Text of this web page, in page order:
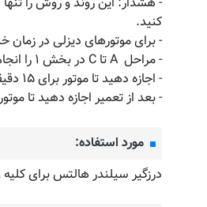
کنید.
- برای موتورهای دیزلی در زمان
- مراحل A تا C در بخش ۱ را انجام دهید.
- اجازه دهید تا موتور برای ۱۵ دقیقه با تعداد سیلندرهای سالم کار کند
- بعد از تعمیر اجازه دهید تا
مورد استفاده:
درزگیر سیلندر هالتس برای